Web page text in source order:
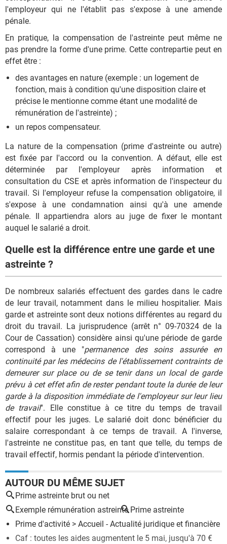
l'employeur qui ne l'établit pas s'expose à une amende
pénale.
En pratique, la compensation de l'astreinte peut même ne
pas prendre la forme d'une prime. Cette contrepartie peut en
effet être :
des avantages en nature (exemple : un logement de
fonction, mais à condition qu'une disposition claire et
précise le mentionne comme étant une modalité de
rémunération de l'astreinte) ;
un repos compensateur.
La nature de la compensation (prime d'astreinte ou autre)
est fixée par l'accord ou la convention. A défaut, elle est
déterminée par l'employeur après information et
consultation du CSE et après information de l'inspecteur du
travail. Si l'employeur refuse la compensation obligatoire, il
s'expose à une condamnation ainsi qu'à une amende
pénale. Il appartiendra alors au juge de fixer le montant
auquel le salarié a droit.
Quelle est la différence entre une garde et une
astreinte ?
De nombreux salariés effectuent des gardes dans le cadre
de leur travail, notamment dans le milieu hospitalier. Mais
garde et astreinte sont deux notions différentes au regard du
droit du travail. La jurisprudence (arrêt n° 09-70324 de la
Cour de Cassation) considère ainsi qu'une période de garde
correspond à une "permanence des soins assurée en
continuité par les médecins de l'établissement contraints de
demeurer sur place ou de se tenir dans un local de garde
prévu à cet effet afin de rester pendant toute la durée de leur
garde à la disposition immédiate de l'employeur sur leur lieu
de travail". Elle constitue à ce titre du temps de travail
effectif pour les juges. Le salarié doit donc bénéficier du
salaire correspondant à ce temps de travail. A l'inverse,
l'astreinte ne constitue pas, en tant que telle, du temps de
travail effectif, hormis pendant la période d'intervention.
AUTOUR DU MÊME SUJET
Prime astreinte brut ou net
Exemple rémunération astreinte Prime astreinte
Prime d'activité > Accueil - Actualité juridique et financière
Caf : toutes les aides augmentent le 5 mai, jusqu'à 70 €